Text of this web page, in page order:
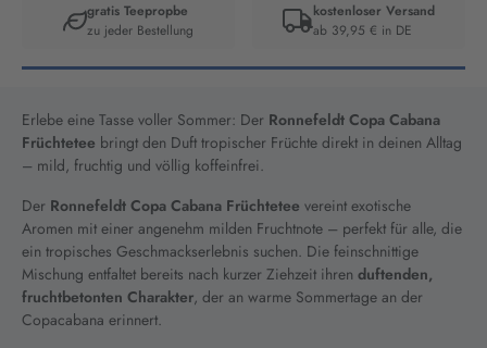
gratis Teepropbe
zu jeder Bestellung
kostenloser Versand
ab 39,95 € in DE
Artikelnummer:
15110
Erlebe eine Tasse voller Sommer: Der Ronnefeldt Copa Cabana
Früchtetee bringt den Duft tropischer Früchte direkt in deinen Alltag
– mild, fruchtig und völlig koffeinfrei.
Der Ronnefeldt Copa Cabana Früchtetee vereint exotische
Aromen mit einer angenehm milden Fruchtnote – perfekt für alle, die
ein tropisches Geschmackserlebnis suchen. Die feinschnittige
Mischung entfaltet bereits nach kurzer Ziehzeit ihren duftenden,
fruchtbetonten Charakter, der an warme Sommertage an der
Copacabana erinnert.